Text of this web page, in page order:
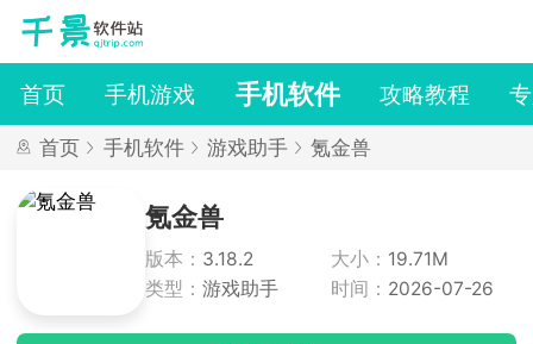
首页 手机游戏 手机软件 攻略教程
首页 手机软件 游戏助手 氪金兽
氪金兽
版本： 3.18.2 大小： 19.71M
类型： 游戏助手 时间： 2026-07-26